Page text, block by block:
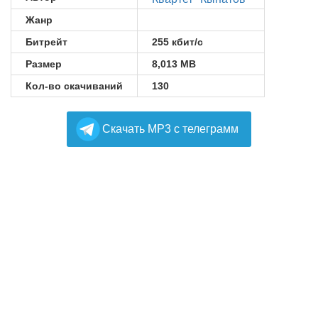
Жанр
Битрейт
255 кбит/с
Размер
8,013 MB
Кол-во скачиваний
130
Cкачать MP3 с телеграмм